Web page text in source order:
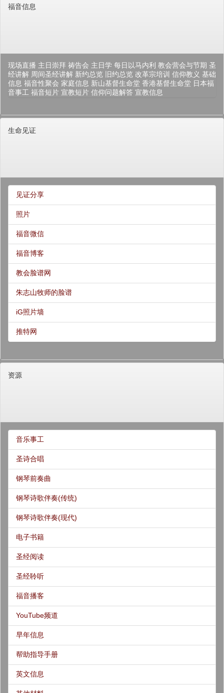
福音信息
现场直播 主日崇拜 祷告会 主日学 每日以马内利 教会营会与节期 圣
经讲解 周间圣经讲解 新约总览 旧约总览 改革宗培训 信仰教义 基础
信息 福音性聚会 家庭信息 新山基督生命堂 香港基督生命堂 日本福
音事工 福音短片 宣教短片 信仰问题解答 宣教信息
生命见证
见证分享
照片
福音微信
福音博客
教会脸谱网
朱志山牧师的脸谱
iG照片墙
推特网
资源
音乐事工
圣诗合唱
钢琴前奏曲
钢琴诗歌伴奏(传统)
钢琴诗歌伴奏(现代)
电子书籍
圣经阅读
圣经聆听
福音播客
YouTube频道
早年信息
帮助指导手册
英文信息